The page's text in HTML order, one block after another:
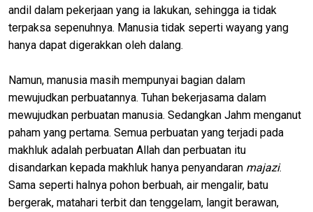
andil dalam pekerjaan yang ia lakukan, sehingga ia tidak
terpaksa sepenuhnya. Manusia tidak seperti wayang yang
hanya dapat digerakkan oleh dalang.
Namun, manusia masih mempunyai bagian dalam
mewujudkan perbuatannya. Tuhan bekerjasama dalam
mewujudkan perbuatan manusia. Sedangkan Jahm menganut
paham yang pertama. Semua perbuatan yang terjadi pada
makhluk adalah perbuatan Allah dan perbuatan itu
disandarkan kepada makhluk hanya penyandaran majazi.
Sama seperti halnya pohon berbuah, air mengalir, batu
bergerak, matahari terbit dan tenggelam, langit berawan,